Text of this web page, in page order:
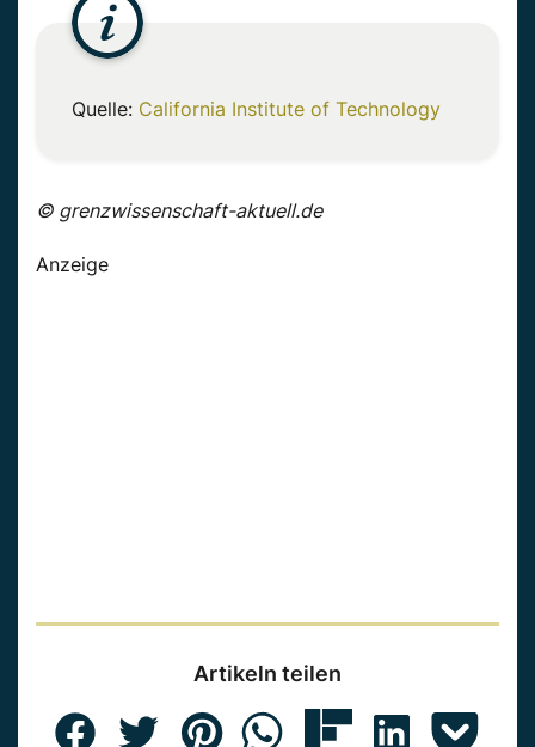
Quelle: California Institute of Technology
© grenzwissenschaft-aktuell.de
Anzeige
Artikeln teilen